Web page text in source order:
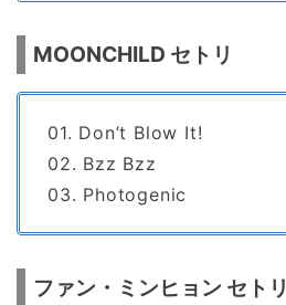
MOONCHILD セトリ
01. Don’t Blow It!
02. Bzz Bzz
03. Photogenic
ファン・ミンヒョン セトリ